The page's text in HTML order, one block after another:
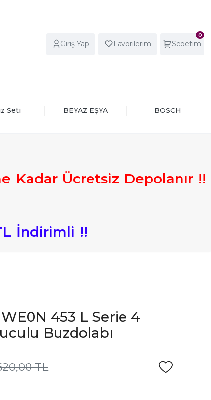
Giriş Yap Favorilerim
0
Sepetim
Seti BEYAZ EŞYA BOSCH
Kadar Ücretsiz Depolanır !!
İndirimli !!
453 L Serie 4
Buzdolabı
TL